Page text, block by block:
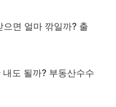
면 얼마 깎일까? 출
도 될까? 부동산수수